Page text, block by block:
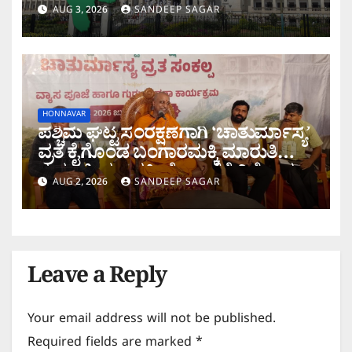
AUG 3, 2026 SANDEEP SAGAR
HONNAVAR
ಪಶ್ಚಿಮ ಘಟ್ಟ ಸಂರಕ್ಷಣೆಗಾಗಿ ‘ಚಾತುರ್ಮಾಸ್ಯ’
ವ್ರತ ಕೈಗೊಂಡ ಬಂಗಾರಮಕ್ಕಿ ಮಾರುತಿ
ಗುರೂಜಿ; ಶರಾವತಿ ಯೋಜನೆಗೆ ವಿರೋಧ
AUG 2, 2026 SANDEEP SAGAR
Leave a Reply
Your email address will not be published.
Required fields are marked *